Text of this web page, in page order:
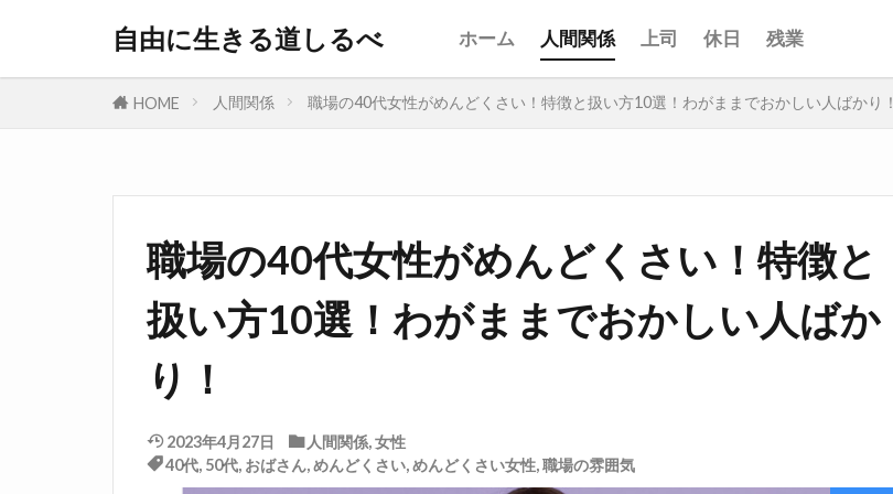
自由に生きる道しるべ ホーム 人間関係 上司 休日 残業
HOME 人間関係 職場の40代女性がめんどくさい！特徴と扱い方10選！わがままでおかしい人ばかり！
職場の40代女性がめんどくさい！特徴と
扱い方10選！わがままでおかしい人ばか
り！
2023年4月27日 人間関係,女性
40代, 50代, おばさん,めんどくさい,めんどくさい女性,職場の雰囲気